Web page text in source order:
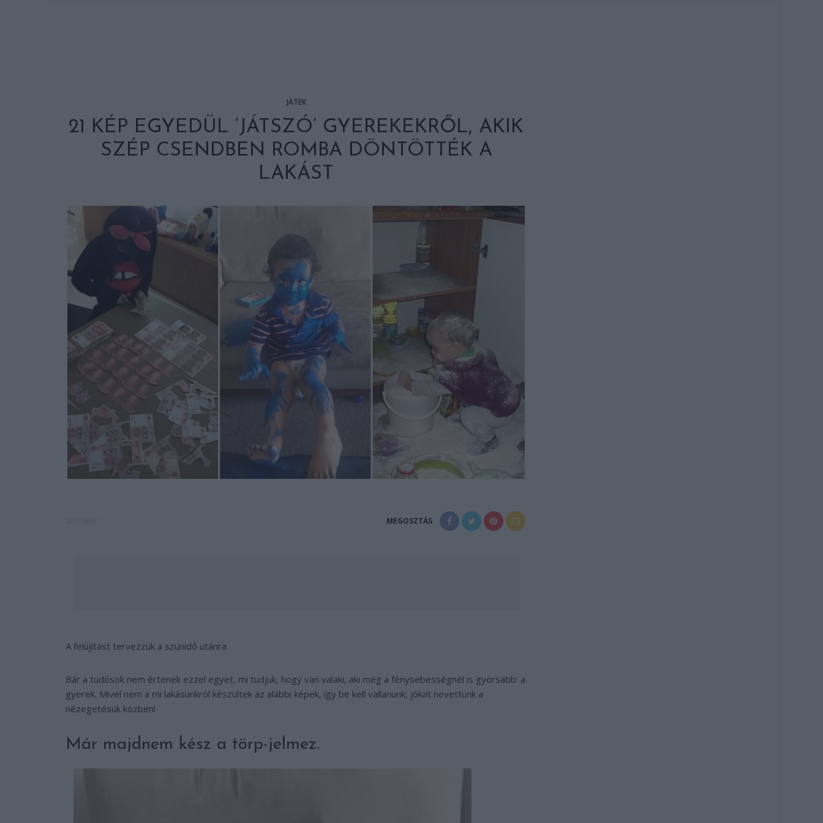
JÁTÉK
21 KÉP EGYEDÜL ‘JÁTSZÓ’ GYEREKEKRŐL, AKIK
SZÉP CSENDBEN ROMBA DÖNTÖTTÉK A
LAKÁST
MEGOSZTÁS
A felújítást tervezzük a szünidő utánra.
Bár a tudósok nem értenek ezzel egyet, mi tudjuk, hogy van valaki, aki még a fénysebességnél is gyorsabb: a
gyerek. Mivel nem a mi lakásunkról készültek az alábbi képek, így be kell vallanunk, jókat nevettünk a
nézegetésük közben!
Már majdnem kész a törp-jelmez.